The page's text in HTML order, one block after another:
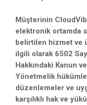
Müşterinin
elektronik ortamda
belirtilen hizmet ve
ilgili olarak 6502
Hakkındaki Kanun
Yönetmelik
düzenlemeler ve
karşılıklı hak ve